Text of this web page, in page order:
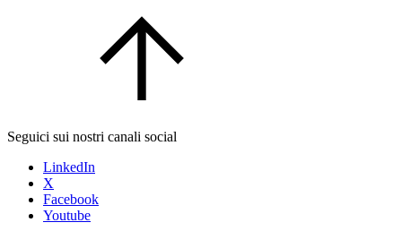
Seguici sui nostri canali social
LinkedIn
X
Facebook
Youtube